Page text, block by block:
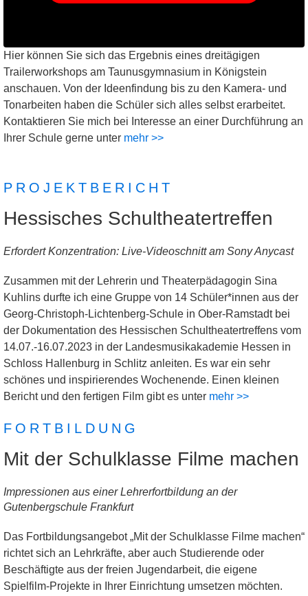
Hier können Sie sich das Ergebnis eines dreitägigen
Trailerworkshops am Taunusgymnasium in Königstein
anschauen. Von der Ideenfindung bis zu den Kamera- und
Tonarbeiten haben die Schüler sich alles selbst erarbeitet.
Kontaktieren Sie mich bei Interesse an einer Durchführung an
Ihrer Schule gerne unter mehr >>
PROJEKTBERICHT
Hessisches Schultheatertreffen
Erfordert Konzentration: Live-Videoschnitt am Sony Anycast
Zusammen mit der Lehrerin und Theaterpädagogin Sina
Kuhlins durfte ich eine Gruppe von 14 Schüler*innen aus der
Georg-Christoph-Lichtenberg-Schule in Ober-Ramstadt bei
der Dokumentation des Hessischen Schultheatertreffens vom
14.07.-16.07.2023 in der Landesmusikakademie Hessen in
Schloss Hallenburg in Schlitz anleiten. Es war ein sehr
schönes und inspirierendes Wochenende. Einen kleinen
Bericht und den fertigen Film gibt es unter mehr >>
FORTBILDUNG
Mit der Schulklasse Filme machen
Impressionen aus einer Lehrerfortbildung an der
Gutenbergschule Frankfurt
Das Fortbildungsangebot „Mit der Schulklasse Filme machen“
richtet sich an Lehrkräfte, aber auch Studierende oder
Beschäftigte aus der freien Jugendarbeit, die eigene
Spielfilm-Projekte in Ihrer Einrichtung umsetzen möchten.